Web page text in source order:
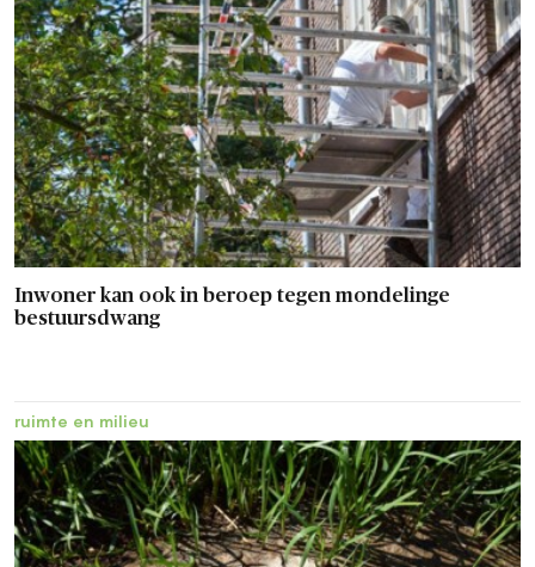
Inwoner kan ook in beroep tegen mondelinge
bestuursdwang
ruimte en milieu